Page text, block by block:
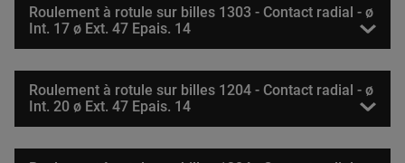
Roulement à rotule sur billes 1303 - Contact radial - ø
Int. 17 ø Ext. 47 Epais. 14
Roulement à rotule sur billes 1204 - Contact radial - ø
Int. 20 ø Ext. 47 Epais. 14